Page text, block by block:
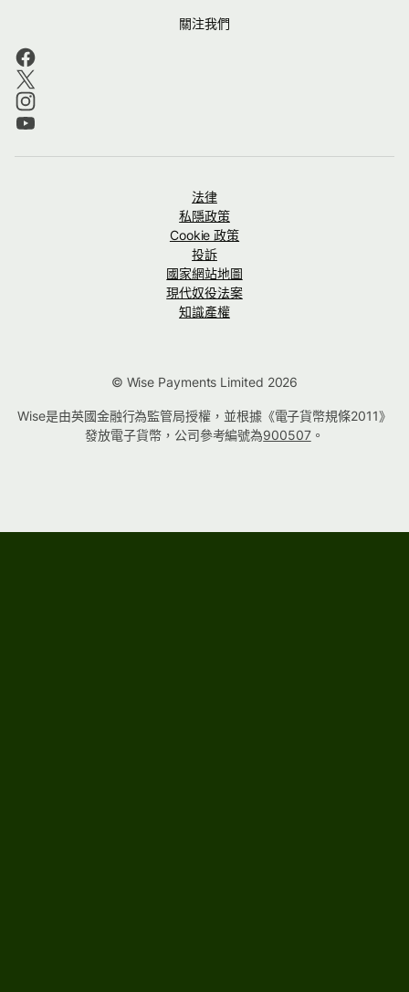
關注我們
法律
私隱政策
Cookie 政策
投訴
國家網站地圖
現代奴役法案
知識產權
© Wise Payments Limited 2026
Wise是由英國金融行為監管局授權，並根據《電子貨幣規條2011》
發放電子貨幣，公司參考編號為900507。